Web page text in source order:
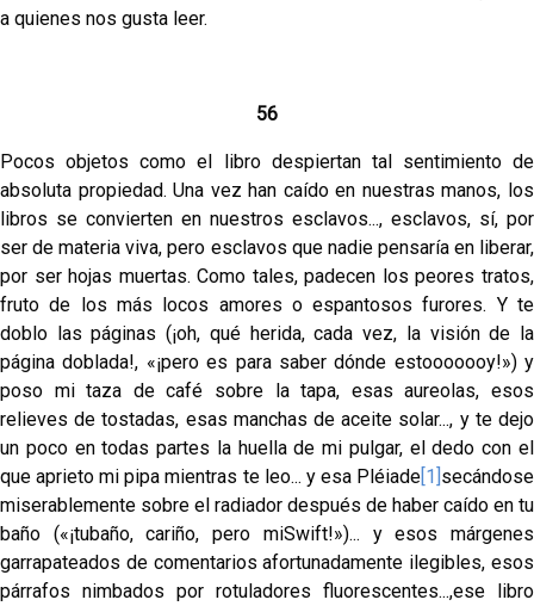
a quienes nos gusta leer.
56
Pocos objetos como el libro despiertan tal senti­miento de
absoluta propiedad. Una vez han caído en nuestras manos, los
libros se convierten en nuestros es­clavos..., esclavos, sí, por
ser de materia viva, pero escla­vos que nadie pensaría en liberar,
por ser hojas muertas. Como tales, padecen los peores tratos,
fruto de los más locos amores o espantosos furores. Y te
doblo las páginas (¡oh, qué herida, cada vez, la visión de la
página doblada!, «¡pero es para saber dónde estooooooy!») y
poso mi taza de café sobre la tapa, esas aureolas, esos
relieves de tosta­das, esas manchas de aceite solar..., y te dejo
un poco en todas partes la huella de mi pulgar, el dedo con el
que aprieto mi pipa mientras te leo... y esa Pléiade[1]secándose
miserablemente sobre el radiador después de haber caído en tu
baño («¡tubaño, cariño, pero miSwift!»)... y esos márgenes
garrapateados de comentarios afortunada­mente ilegibles, esos
párrafos nimbados por rotuladores fluorescentes...,ese libro